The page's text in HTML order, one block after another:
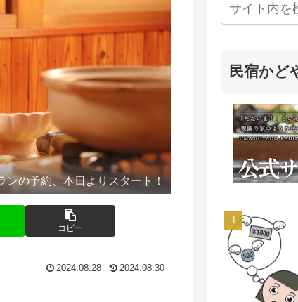
ンの予約、本日よりスタート！
コピー
2024.08.28 2024.08.30
民宿かど